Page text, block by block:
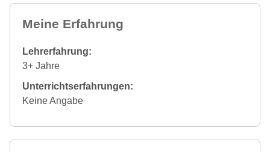
Meine Erfahrung
Lehrerfahrung:
3+ Jahre
Unterrichtserfahrungen:
Keine Angabe